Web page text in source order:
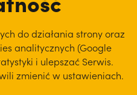
do działania strony oraz
analitycznych (Google
i ulepszać Serwis.
zmienić w ustawieniach.